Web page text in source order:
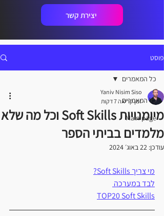
יצירת קשר
פוסט
כל המאמרים
Main page
כל המאמרים
מיומנויות Soft Skills וכל מה שלא
מלמדים בביתי הספר
Yaniv Nisim Siso
זמן קריאה 7 דקות
עודכן: 22 באוג׳ 2024
מי צריך Soft Skills?
לבד במערכה
TOP20 Soft Skills